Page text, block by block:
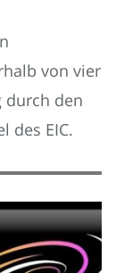
von vier
durch den
des EIC.